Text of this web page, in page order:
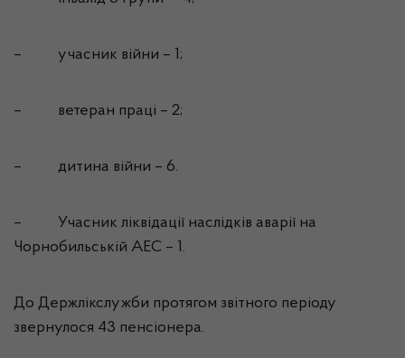
– учасник війни – 1;
– ветеран праці – 2;
– дитина війни – 6.
– Учасник ліквідації наслідків аварії на
Чорнобильській АЕС – 1.
До Держлікслужби протягом звітного періоду
звернулося 43 пенсіонера.